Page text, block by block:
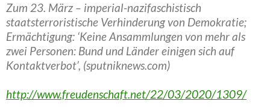
Zum 23. März – imperial-nazifaschistisch
staatsterroristische Verhinderung von Demokratie;
Ermächtigung: ‘Keine Ansammlungen von mehr als
zwei Personen: Bund und Länder einigen sich auf
Kontaktverbot’, (sputniknews.com)
http://www.freudenschaft.net/22/03/2020/1309/